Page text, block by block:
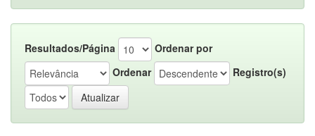
Resultados/Página
Ordenar por
Ordenar
Registro(s)